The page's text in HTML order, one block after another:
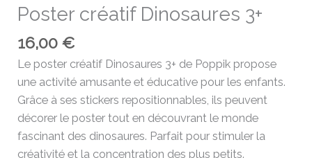
Poster créatif Dinosaures 3+
16,00€
Le poster créatif Dinosaures 3+ de Poppik propose
une activité amusante et éducative pour les enfants.
Grâce à ses stickers repositionnables, ils peuvent
décorer le poster tout en découvrant le monde
fascinant des dinosaures. Parfait pour stimuler la
créativité et la concentration des plus petits.